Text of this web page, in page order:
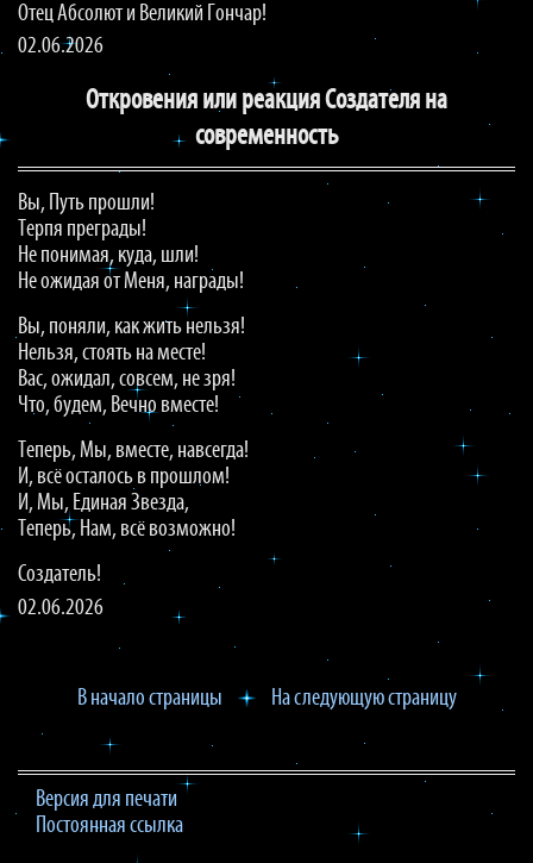
Отец Абсолют и Великий Гончар!
02.06.2026
Откровения или реакция Создателя на
современность
Вы, Путь прошли!
Терпя преграды!
Не понимая, куда, шли!
Не ожидая от Меня, награды!
Вы, поняли, как жить нельзя!
Нельзя, стоять на месте!
Вас, ожидал, совсем, не зря!
Что, будем, Вечно вместе!
Теперь, Мы, вместе, навсегда!
И, всё осталось в прошлом!
И, Мы, Единая Звезда,
Теперь, Нам, всё возможно!
Создатель!
02.06.2026
В начало страницы На следующую страницу
Версия для печати
Постоянная ссылка